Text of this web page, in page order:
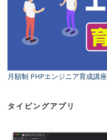
月額制 PHPエンジニア育成講座
タイピングアプリ